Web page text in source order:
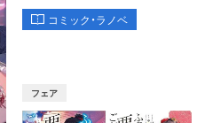
コミック・ラノベ
フェア